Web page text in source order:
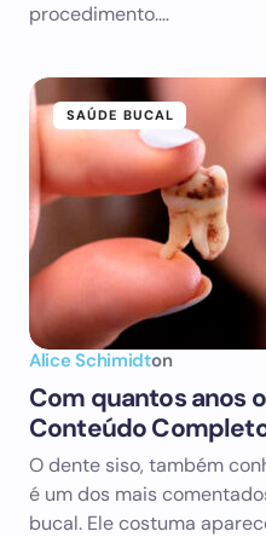
procedimento.…
SAÚDE BUCAL
Alice Schimidton
Com quantos anos
Conteúdo
O dente siso, também
é um dos mais
bucal. Ele costuma